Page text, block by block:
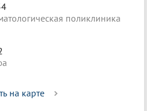
поликлиника
на карте